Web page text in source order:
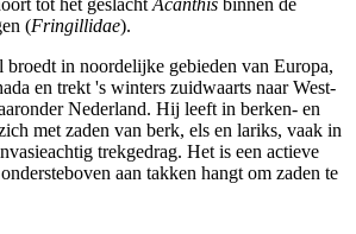
tot het geslacht Acanthis binnen de
(Fringillidae).
broedt in noordelijke gebieden van Europa,
en trekt 's winters zuidwaarts naar West-
Nederland. Hij leeft in berken- en
met zaden van berk, els en lariks, vaak in
trekgedrag. Het is een actieve
aan takken hangt om zaden te